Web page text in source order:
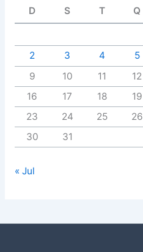
D S T Q
2
3 4 5
9
10 11 12
16
17 18 19
23
24 25 26
30
31
« Jul